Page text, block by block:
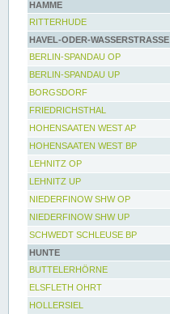
HAMME
RITTERHUDE
HAVEL-ODER-WASSERSTRASSE
BERLIN-SPANDAU OP
BERLIN-SPANDAU UP
BORGSDORF
FRIEDRICHSTHAL
HOHENSAATEN WEST AP
HOHENSAATEN WEST BP
LEHNITZ OP
LEHNITZ UP
NIEDERFINOW SHW OP
NIEDERFINOW SHW UP
SCHWEDT SCHLEUSE BP
HUNTE
BUTTELERHÖRNE
ELSFLETH OHRT
HOLLERSIEL